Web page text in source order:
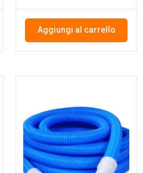
Aggiungi al carrello